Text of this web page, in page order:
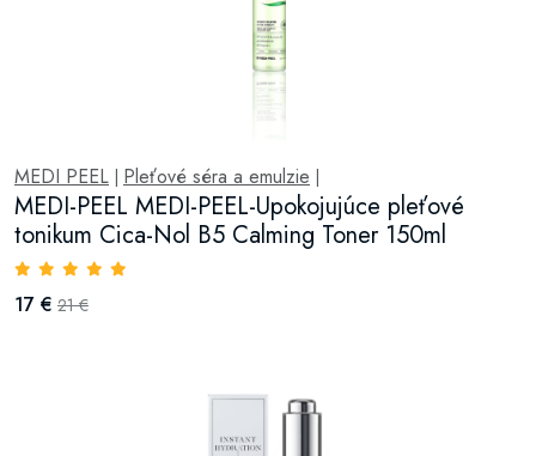
MEDI PEEL | Pleťové séra a emulzie |
MEDI-PEEL MEDI-PEEL-Upokojujúce pleťové
tonikum Cica-Nol B5 Calming Toner 150ml
17 € 21 €